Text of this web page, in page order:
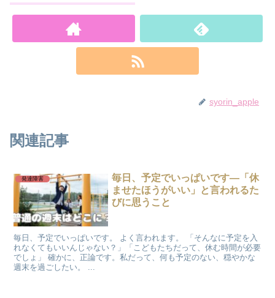
syorin_apple
関連記事
発達障害
毎日、予定でいっぱいです―「休
ませたほうがいい」と言われるた
びに思うこと
毎日、予定でいっぱいです。 よく言われます。 「そんなに予定を入
れなくてもいいんじゃない？」「こどもたちだって、休む時間が必要
でしょ」 確かに、正論です。私だって、何も予定のない、穏やかな
週末を過ごしたい。 ...